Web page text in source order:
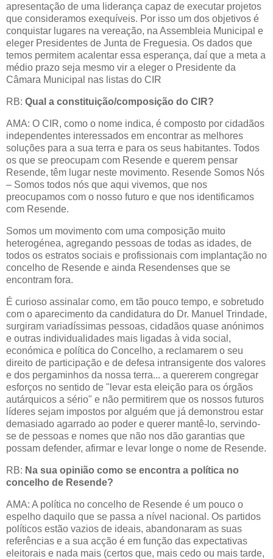
apresentação de uma liderança capaz de executar projetos
que consideramos exequíveis. Por isso um dos objetivos é
conquistar lugares na vereação, na Assembleia Municipal e
eleger Presidentes de Junta de Freguesia. Os dados que
temos permitem acalentar essa esperança, daí que a meta a
médio prazo seja mesmo vir a eleger o Presidente da
Câmara Municipal nas listas do CIR
RB: Qual a constituição/composição do CIR?
AMA: O CIR, como o nome indica, é composto por cidadãos
independentes interessados em encontrar as melhores
soluções para a sua terra e para os seus habitantes. Todos
os que se preocupam com Resende e querem pensar
Resende, têm lugar neste movimento. Resende Somos Nós
– Somos todos nós que aqui vivemos, que nos
preocupamos com o nosso futuro e que nos identificamos
com Resende.
Somos um movimento com uma composição muito
heterogénea, agregando pessoas de todas as idades, de
todos os estratos sociais e profissionais com implantação no
concelho de Resende e ainda Resendenses que se
encontram fora.
É curioso assinalar como, em tão pouco tempo, e sobretudo
com o aparecimento da candidatura do Dr. Manuel Trindade,
surgiram variadíssimas pessoas, cidadãos quase anónimos
e outras individualidades mais ligadas à vida social,
económica e política do Concelho, a reclamarem o seu
direito de participação e de defesa intransigente dos valores
e dos pergaminhos da nossa terra... a quererem congregar
esforços no sentido de "levar esta eleição para os órgãos
autárquicos a sério" e não permitirem que os nossos futuros
líderes sejam impostos por alguém que já demonstrou estar
demasiado agarrado ao poder e querer mantê-lo, servindo-
se de pessoas e nomes que não nos dão garantias que
possam defender, afirmar e levar longe o nome de Resende.
RB: Na sua opinião como se encontra a política no
concelho de Resende?
AMA: A política no concelho de Resende é um pouco o
espelho daquilo que se passa a nível nacional. Os partidos
políticos estão vazios de ideais, abandonaram as suas
referências e a sua acção é em função das expectativas
eleitorais e nada mais (certos que, mais cedo ou mais tarde,